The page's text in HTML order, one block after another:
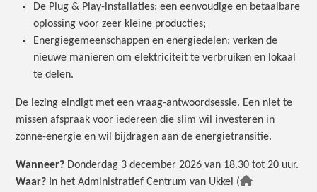
De Plug & Play-installaties: een eenvoudige en betaalbare
oplossing voor zeer kleine producties;
Energiegemeenschappen en energiedelen: verken de
nieuwe manieren om elektriciteit te verbruiken en lokaal
te delen.
De lezing eindigt met een vraag-antwoordsessie. Een niet te
missen afspraak voor iedereen die slim wil investeren in
zonne-energie en wil bijdragen aan de energietransitie.
Wanneer? Donderdag 3 december 2026 van 18.30 tot 20 uur.
Waar? In het Administratief Centrum van Ukkel (